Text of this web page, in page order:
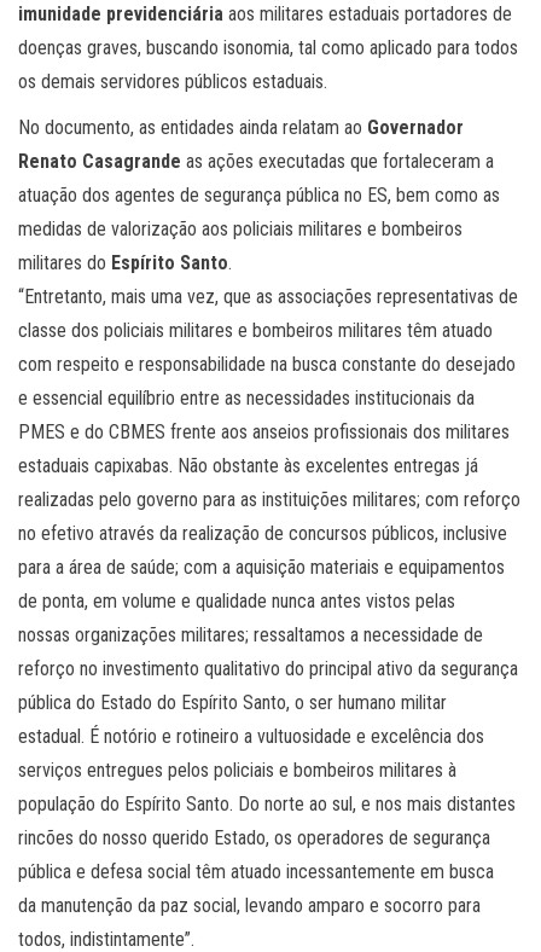
imunidade previdenciária aos militares estaduais portadores de
doenças graves, buscando isonomia, tal como aplicado para todos
os demais servidores públicos estaduais.
No documento, as entidades ainda relatam ao Governador
Renato Casagrande as ações executadas que fortaleceram a
atuação dos agentes de segurança pública no ES, bem como as
medidas de valorização aos policiais militares e bombeiros
militares do Espírito Santo.
“Entretanto, mais uma vez, que as associações representativas de
classe dos policiais militares e bombeiros militares têm atuado
com respeito e responsabilidade na busca constante do desejado
e essencial equilíbrio entre as necessidades institucionais da
PMES e do CBMES frente aos anseios profissionais dos militares
estaduais capixabas. Não obstante às excelentes entregas já
realizadas pelo governo para as instituições militares; com reforço
no efetivo através da realização de concursos públicos, inclusive
para a área de saúde; com a aquisição materiais e equipamentos
de ponta, em volume e qualidade nunca antes vistos pelas
nossas organizações militares; ressaltamos a necessidade de
reforço no investimento qualitativo do principal ativo da segurança
pública do Estado do Espírito Santo, o ser humano militar
estadual. É notório e rotineiro a vultuosidade e excelência dos
serviços entregues pelos policiais e bombeiros militares à
população do Espírito Santo. Do norte ao sul, e nos mais distantes
rincões do nosso querido Estado, os operadores de segurança
pública e defesa social têm atuado incessantemente em busca
da manutenção da paz social, levando amparo e socorro para
todos, indistintamente”.